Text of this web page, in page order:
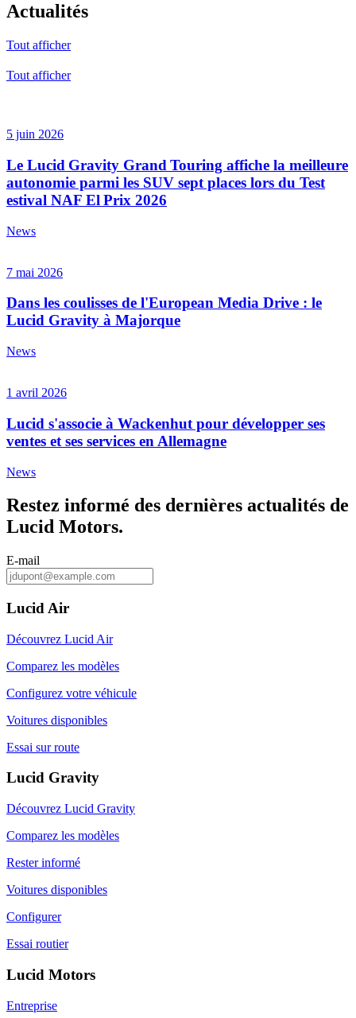
Actualités
Tout afficher
Tout afficher
5 juin 2026
Le Lucid Gravity Grand Touring affiche la meilleure
autonomie parmi les SUV sept places lors du Test
estival NAF El Prix 2026
News
7 mai 2026
Dans les coulisses de l'European Media Drive : le
Lucid Gravity à Majorque
News
1 avril 2026
Lucid s'associe à Wackenhut pour développer ses
ventes et ses services en Allemagne
News
Restez informé des dernières actualités de
Lucid Motors.
E-mail
Lucid Air
Découvrez Lucid Air
Comparez les modèles
Configurez votre véhicule
Voitures disponibles
Essai sur route
Lucid Gravity
Découvrez Lucid Gravity
Comparez les modèles
Rester informé
Voitures disponibles
Configurer
Essai routier
Lucid Motors
Entreprise